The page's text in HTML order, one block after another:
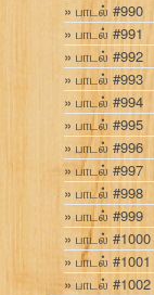
பாடல் #990
பாடல் #991
பாடல் #992
பாடல் #993
பாடல் #994
பாடல் #995
பாடல் #996
பாடல் #997
பாடல் #998
பாடல் #999
பாடல் #1000
பாடல் #1001
பாடல் #1002